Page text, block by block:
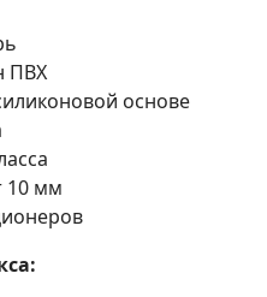
ПВХ
основе
10 мм